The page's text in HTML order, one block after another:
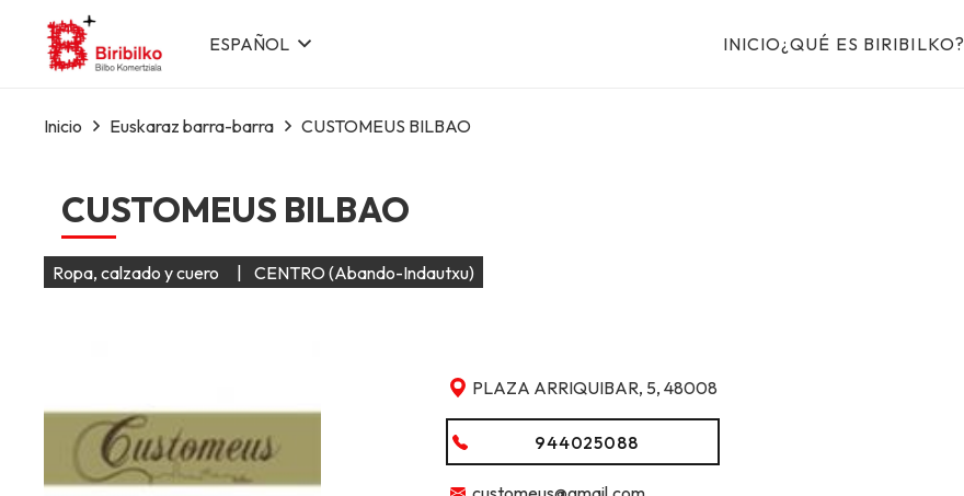
ESPAÑOL INICIO¿QUÉ ES BIRIBILKO?
Inicio Euskaraz barra-barra CUSTOMEUS BILBAO
CUSTOMEUS BILBAO
Ropa, calzado y cuero | CENTRO (Abando-Indautxu)
PLAZA ARRIQUIBAR, 5, 48008
944025088